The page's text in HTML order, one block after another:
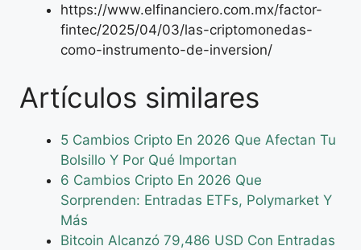
https://www.elfinanciero.com.mx/factor-
fintec/2025/04/03/las-criptomonedas-
como-instrumento-de-inversion/
Artículos similares
5 Cambios Cripto En 2026 Que Afectan Tu
Bolsillo Y Por Qué Importan
6 Cambios Cripto En 2026 Que
Sorprenden: Entradas ETFs, Polymarket Y
Más
Bitcoin Alcanzó 79,486 USD Con Entradas